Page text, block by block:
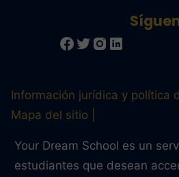
Información jurídica y política
Mapa del sitio
Your Dream School es un
estudiantes que desean